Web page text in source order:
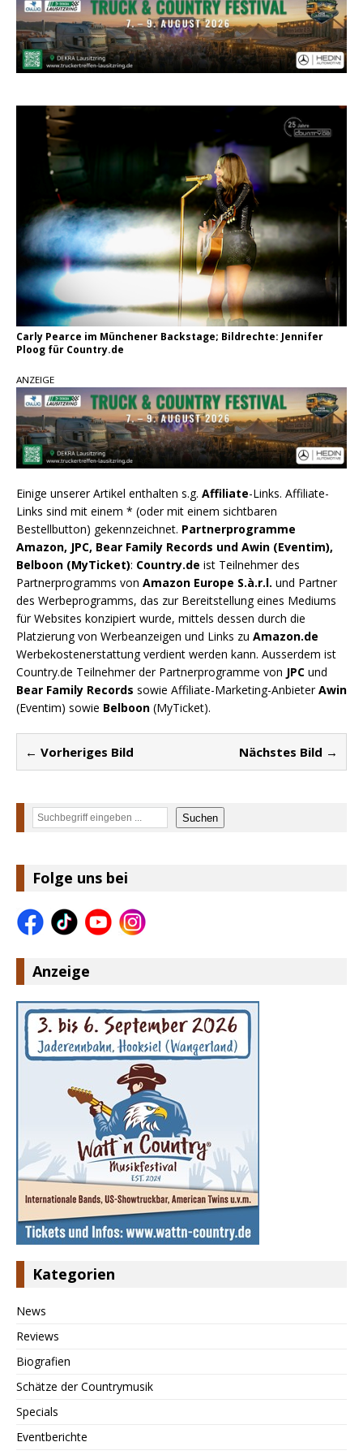
pez veröffentlicht neue Single „Late Night
Talks“ – eine Hymne auf unvergessliche
Sommernächte
einen weiteren Schatz aus dem Archiv
Ben Gallaher kehrt zu seinen Wurzeln zurück –
„Taylor Gold“ zeigt die Kraft der Akustik
Carly Pearce im Münchener Backstage; Bildrechte: Jennifer
Ploog für Country.de
ANZEIGE
Einige unserer Artikel enthalten s.g. Affiliate-Links. Affiliate-
Links sind mit einem * (oder mit einem sichtbaren
Bestellbutton) gekennzeichnet. Partnerprogramme
Amazon, JPC, Bear Family Records und Awin (Eventim),
Belboon (MyTicket): Country.de ist Teilnehmer des
Partnerprogramms von Amazon Europe S.à.r.l. und Partner
des Werbeprogramms, das zur Bereitstellung eines Mediums
für Websites konzipiert wurde, mittels dessen durch die
Platzierung von Werbeanzeigen und Links zu Amazon.de
Werbekostenerstattung verdient werden kann. Ausserdem ist
Country.de Teilnehmer der Partnerprogramme von JPC und
Bear Family Records sowie Affiliate-Marketing-AnbieterAwin
(Eventim) sowie Belboon (MyTicket).
← Vorheriges Bild Nächstes Bild →
Suchen Suchen
Folge uns bei
Anzeige
Kategorien
News
Reviews
Biografien
Schätze der Countrymusik
Specials
Eventberichte